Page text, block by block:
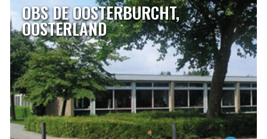
OBS DE OOSTERBURCHT,
OOSTERLAND
OBS DE OOSTERBURCHT, OOSTERLAND
Op De Oosterburcht is iedereen welkom. Wij hebben oog
voor ieder kind en vinden openheid, zorg en respect voor
elkaar belangrijk. Dat is niet alleen iets wat we de kinderen
leren, maar ook hoe ons schoolteam te werk gaat.
Ons ruime schoolgebouw is gebouwd in 1972 en ligt
centraal in Oosterland.
LEES MEER